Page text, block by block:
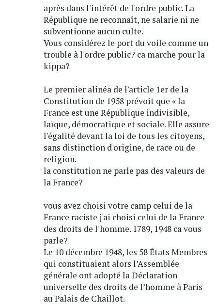
après dans l'intérêt de l'ordre public. La
République ne reconnaît, ne salarie ni ne
subventionne aucun culte.
Vous considérez le port du voile comme un
trouble à l'ordre public? ca marche pour la
kippa?
Le premier alinéa de l'article 1er de la
Constitution de 1958 prévoit que « la
France est une République indivisible,
laïque, démocratique et sociale. Elle assure
l'égalité devant la loi de tous les citoyens,
sans distinction d'origine, de race ou de
religion.
la constitution ne parle pas des valeurs de
la France?
vous avez choisi votre camp celui de la
France raciste j'ai choisi celui de la France
des droits de l'homme. 1789, 1948 ca vous
parle?
Le 10 décembre 1948, les 58 États Membres
qui constituaient alors l’Assemblée
générale ont adopté la Déclaration
universelle des droits de l’homme à Paris
au Palais de Chaillot.